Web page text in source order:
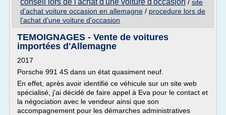
conseil lors de l'achat d'une voiture d'occasion / site
d'achat voiture occasion en allemagne / procedure lors de
l'achat d'une voiture d'occasion
TEMOIGNAGES - Vente de voitures
importées d'Allemagne
2017
Porsche 991 4S dans un état quasiment neuf.
En effet, après avoir identifié ce véhicule sur un site web
spécialisé, j'ai décidé de faire appel à Eva pour le contact et
la négociation avec le vendeur ainsi que son
accompagnement pour les démarches administratives